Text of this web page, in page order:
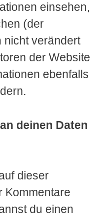
einsehen,
(der
nicht verändert
der Website
ebenfalls
deinen Daten
dieser
Kommentare
du einen